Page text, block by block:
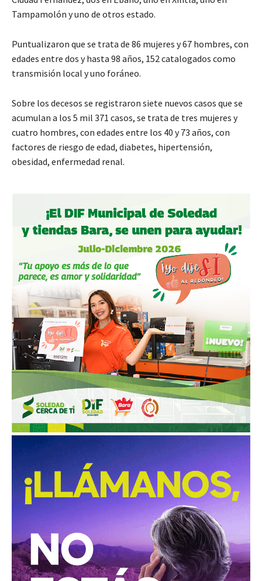
Tampamolón y uno de otros estado.
Puntualizaron que se trata de 86 mujeres y 67 hombres, con
edades entre dos y hasta 98 años, 152 catalogados como
transmisión local y uno foráneo.
Sobre los decesos se registraron siete nuevos casos que se
acumulan a los 5 mil 371 casos, se trata de tres mujeres y
cuatro hombres, con edades entre los 40 y 73 años, con
factores de riesgo de edad, diabetes, hipertensión,
obesidad, enfermedad renal.